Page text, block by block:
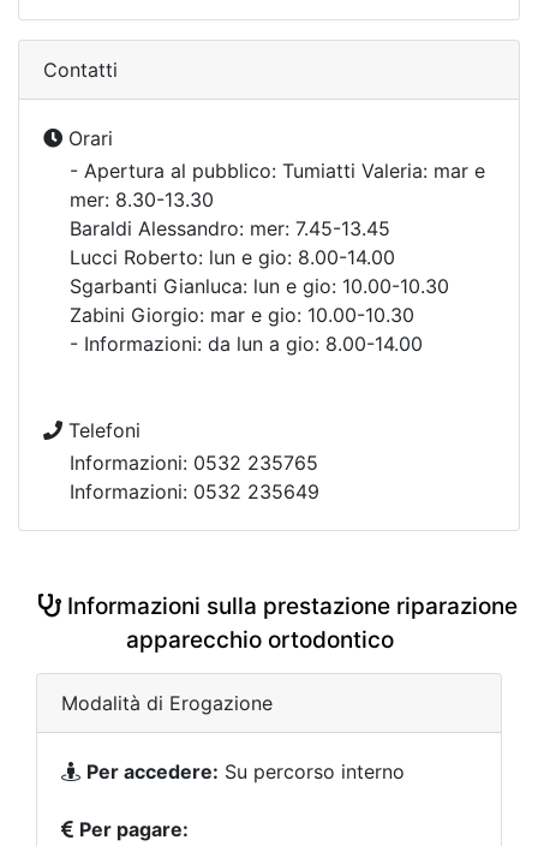
Contatti
Orari
- Apertura al pubblico: Tumiatti Valeria: mar e
mer: 8.30-13.30
Baraldi Alessandro: mer: 7.45-13.45
Lucci Roberto: lun e gio: 8.00-14.00
Sgarbanti Gianluca: lun e gio: 10.00-10.30
Zabini Giorgio: mar e gio: 10.00-10.30
- Informazioni: da lun a gio: 8.00-14.00
Telefoni
Informazioni: 0532 235765
Informazioni: 0532 235649
Informazioni sulla prestazione riparazione
apparecchio ortodontico
Modalità di Erogazione
Per accedere: Su percorso interno
Per pagare: